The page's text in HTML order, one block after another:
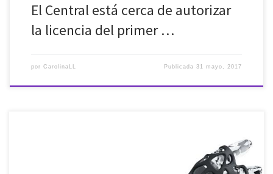
El Central está cerca de autorizar
la licencia del primer …
por CarolinaLL Publicada31 mayo, 2017